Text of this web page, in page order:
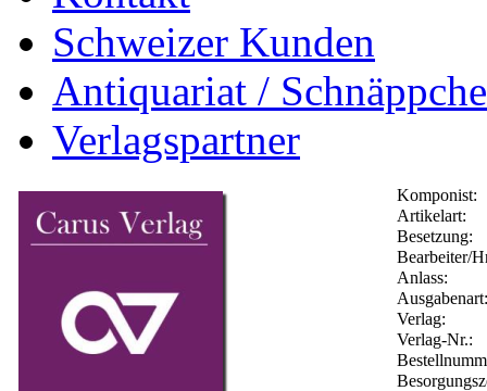
Schweizer Kunden
Antiquariat /
Verlagspartner
Komponist:
Artikelart:
Besetzung:
Bearbeiter/
Anlass:
Ausgabenart:
Verlag:
Verlag-Nr.: